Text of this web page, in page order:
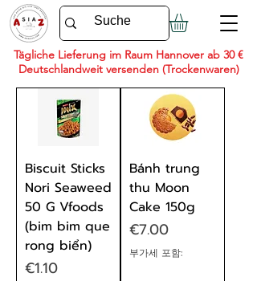
Tägliche Lieferung im Raum Hannover ab 30 €
Deutschlandweit versenden (Trockenwaren)
Biscuit Sticks
Nori Seaweed
50 G Vfoods
(bim bim que
rong biển)
가격
€1.10
Bánh trung
thu Moon
Cake 150g
가격
€7.00
부가세 포함: